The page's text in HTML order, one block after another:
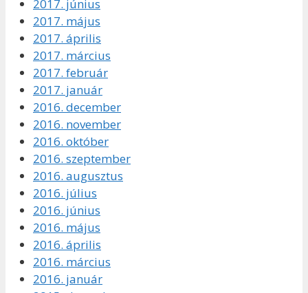
2017. június
2017. május
2017. április
2017. március
2017. február
2017. január
2016. december
2016. november
2016. október
2016. szeptember
2016. augusztus
2016. július
2016. június
2016. május
2016. április
2016. március
2016. január